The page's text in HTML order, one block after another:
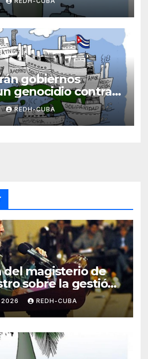
gobiernos
genocidio contra
Hedelberto López
REDH-CUBA
del magisterio de
sobre la gestión
revolucionario.
Luís Guach Estévez
2026 REDH-CUBA